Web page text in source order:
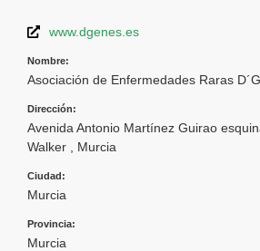
www.dgenes.es
Nombre:
Asociación de Enfermedades Raras
Dirección:
Avenida Antonio Martínez Guirao
Walker , Murcia
Ciudad:
Murcia
Provincia:
Murcia